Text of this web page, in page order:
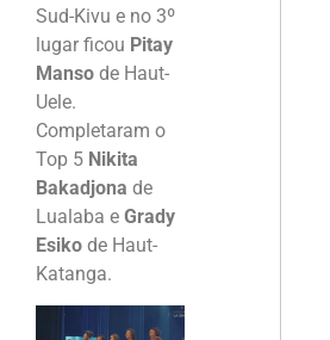
Sud-Kivu e no 3º
lugar ficou Pitay
Manso de Haut-
Uele.
Completaram o
Top 5 Nikita
Bakadjona de
Lualaba e Grady
Esiko de Haut-
Katanga.